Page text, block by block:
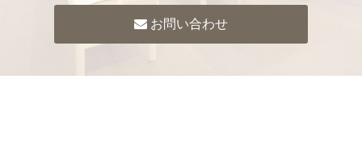
お問い合わせ